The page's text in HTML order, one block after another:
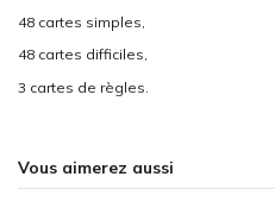
48 cartes simples,
48 cartes difficiles,
3 cartes de règles.
Vous aimerez aussi